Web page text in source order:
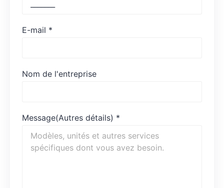
E-mail *
Nom de l'entreprise
Message(Autres détails) *